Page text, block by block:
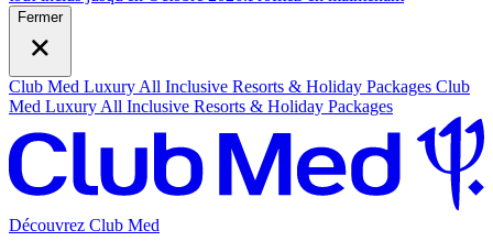
Fermer
Club Med Luxury All Inclusive Resorts & Holiday Packages Club
Med Luxury All Inclusive Resorts & Holiday Packages
Découvrez Club Med